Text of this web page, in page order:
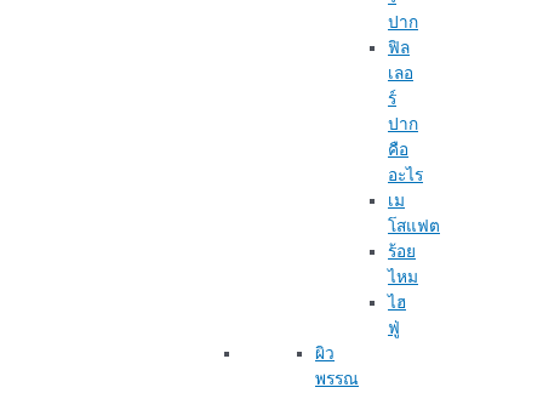
ปาก
ฟิล
เลอ
ร์
ปาก
คือ
อะไร
เม
โสแฟต
ร้อย
ไหม
ไฮ
ฟู่
ผิว
พรรณ